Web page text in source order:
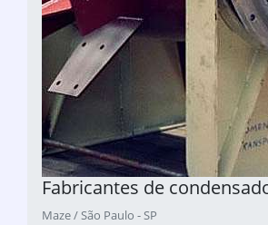
Fabricantes de
Maze / São Paulo - SP